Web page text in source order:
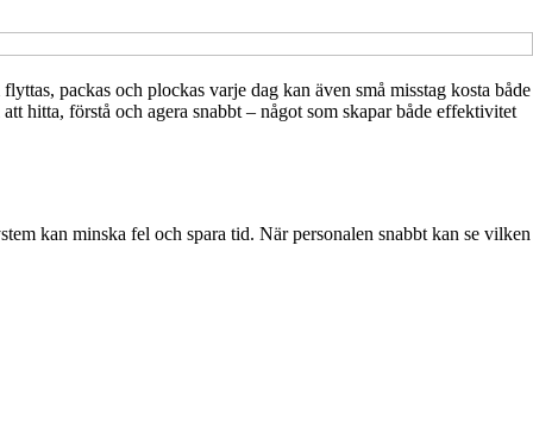
packas och plockas varje dag kan även små misstag kosta både
hitta, förstå och agera snabbt – något som skapar både effektivitet
kan minska fel och spara tid. När personalen snabbt kan se vilken